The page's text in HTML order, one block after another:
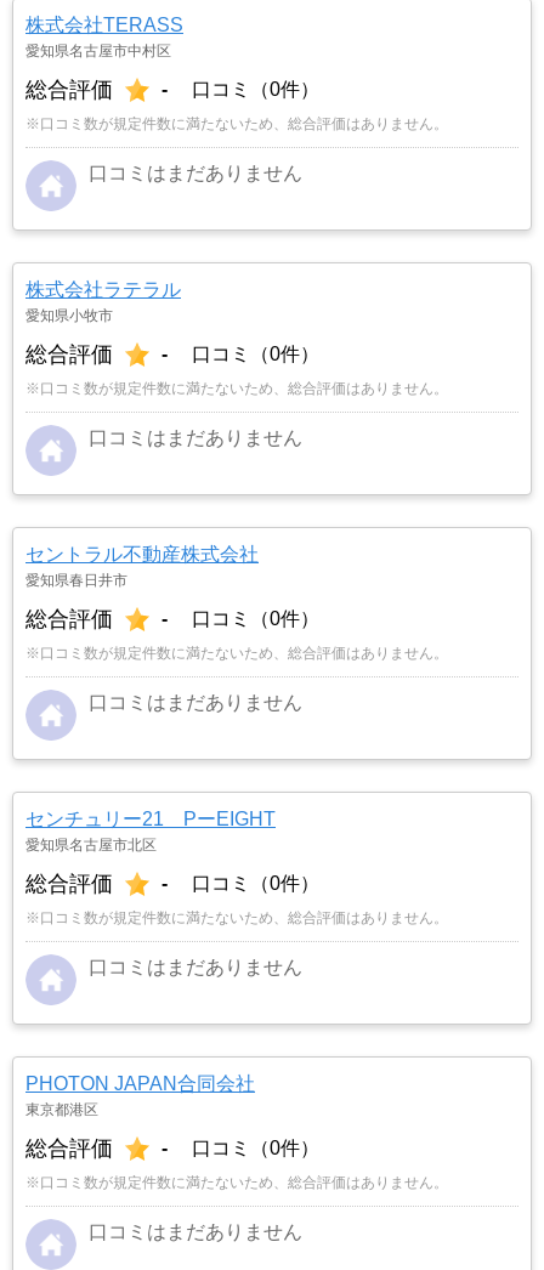
株式会社TERASS
愛知県名古屋市中村区
総合評価 - 口コミ（0件）
※口コミ数が規定件数に満たないため、総合評価はありません。
口コミはまだありません
株式会社ラテラル
愛知県小牧市
総合評価 - 口コミ（0件）
※口コミ数が規定件数に満たないため、総合評価はありません。
口コミはまだありません
セントラル不動産株式会社
愛知県春日井市
総合評価 - 口コミ（0件）
※口コミ数が規定件数に満たないため、総合評価はありません。
口コミはまだありません
センチュリー21 PーEIGHT
愛知県名古屋市北区
総合評価 - 口コミ（0件）
※口コミ数が規定件数に満たないため、総合評価はありません。
口コミはまだありません
PHOTON JAPAN合同会社
東京都港区
総合評価 - 口コミ（0件）
※口コミ数が規定件数に満たないため、総合評価はありません。
口コミはまだありません